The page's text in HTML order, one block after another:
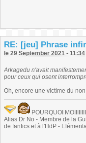
RE: [jeu] Phrase
le 29 September 2021 - 11:34
Arkagedu n'avait
pour ceux qui osent
Oh, encore une victime du
POURQUOI
Alias Dr No - Membre de la
de fanfics et à l'HdP -